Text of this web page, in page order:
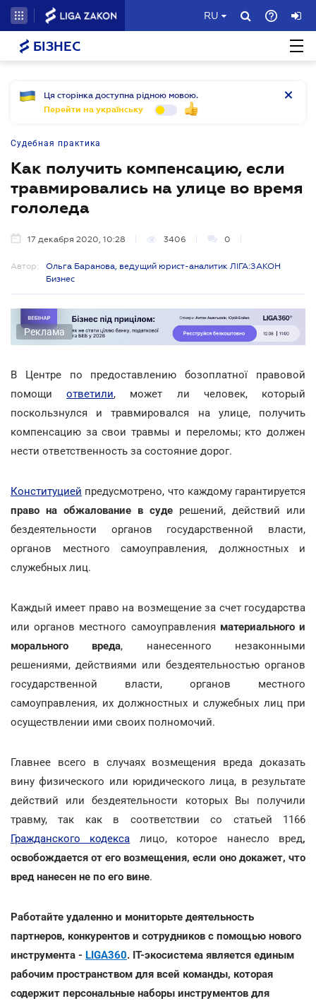
RU
БІЗНЕС
Ця сторінка доступна рідною мовою.
Перейти на українську
Судебная практика
Как получить компенсацию, если
травмировались на улице во время
гололеда
17 декабря 2020, 10:28 3406 0
Автор:
Ольга Баранова, ведущий юрист-аналитик ЛІГА:ЗАКОН
Бизнес
Реклама
В Центре по предоставлению бозоплатної правовой
помощиответили, может ли человек, который
поскользнулся и травмировался на улице, получить
компенсацию за свои травмы и переломы; кто должен
нести ответственность за состояние дорог.
Конституцией предусмотрено, что каждому гарантируется
право на обжалование в суде решений, действий или
бездеятельности органов государственной власти,
органов местного самоуправления, должностных и
служебных лиц.
Каждый имеет право на возмещение за счет государства
или органов местного самоуправления материального и
морального вреда, нанесенного незаконными
решениями, действиями или бездеятельностью органов
государственной власти, органов местного
самоуправления, их должностных и служебных лиц при
осуществлении ими своих полномочий.
Главнее всего в случаях возмещения вреда доказать
вину физического или юридического лица, в результате
действий или бездеятельности которых Вы получили
травму, так как в соответствии со статьей 1166
Гражданского кодекса лицо, которое нанесло вред,
освобождается от его возмещения, если оно докажет, что
вред нанесен не по его вине.
Работайте удаленно и мониторьте деятельность
партнеров, конкурентов и сотрудников с помощью нового
инструмента - LIGA360. IT-экосистема является единым
рабочим пространством для всей команды, которая
содержит персональные наборы инструментов для